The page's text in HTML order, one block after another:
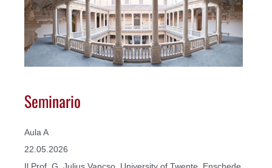
Seminario
Aula A
22.05.2026